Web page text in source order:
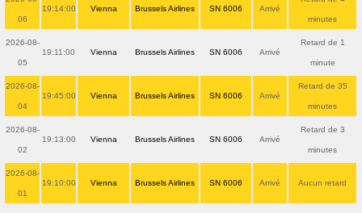
06
19:14:00 Vienna Brussels Airlines SN 6006 Arrivé
minutes
2026-08-
05
19:11:00 Vienna Brussels Airlines SN 6006 Arrivé
Retard de 1
minute
2026-08-
04
19:45:00 Vienna Brussels Airlines SN 6006 Arrivé
Retard de 35
minutes
2026-08-
02
19:13:00 Vienna Brussels Airlines SN 6006 Arrivé
Retard de 3
minutes
2026-08-
01
19:10:00 Vienna Brussels Airlines SN 6006 Arrivé Aucun retard